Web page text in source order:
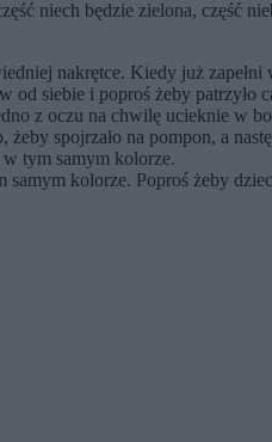
niech będzie zielona, część
nakrętce. Kiedy już
siebie i poproś żeby
z oczu na chwilę ucieknie w
żeby spojrzało na pompon, a
tym samym kolorze.
kolorze. Poproś żeby